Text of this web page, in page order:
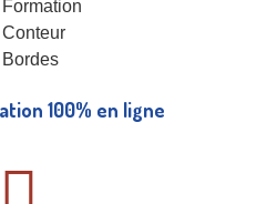
100% en ligne